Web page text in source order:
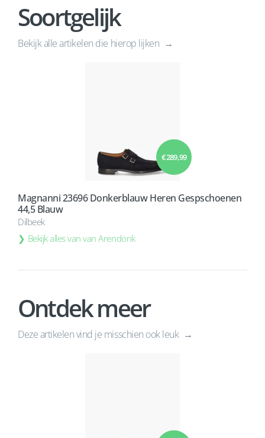
Soortgelijk
Bekijk alle artikelen die hierop lijken
€ 289,99
Magnanni 23696 Donkerblauw Heren Gespschoenen
44,5 Blauw
Dilbeek
Bekijk alles van van Arendonk
Ontdek meer
Deze artikelen vind je misschien ook leuk